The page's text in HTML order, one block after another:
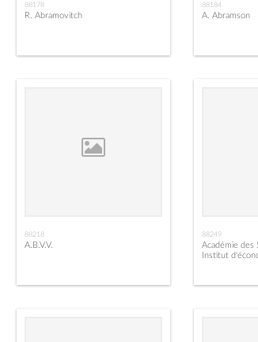
88178
R. Abramovitch
88184
A. Abramson
88218
A.B.V.V.
88249
Académie des
Institut